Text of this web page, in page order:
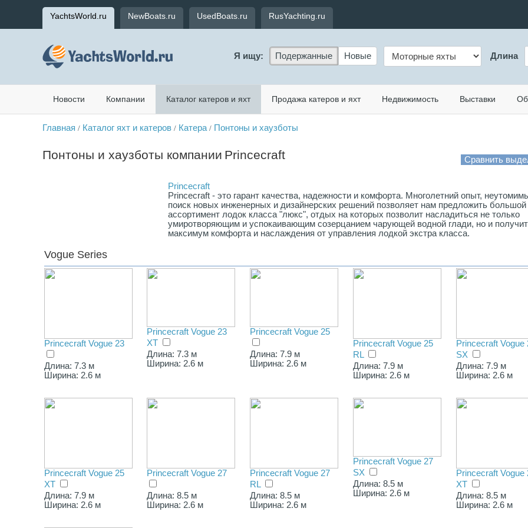
YachtsWorld.ru NewBoats.ru UsedBoats.ru RusYachting.ru
Я ищу: Подержанные Новые Длина
Новости Компании Каталог катеров и яхт Продажа катеров и яхт Недвижимость Выставки
Главная / Каталог яхт и катеров / Катера / Понтоны и хаузботы
Понтоны и хаузботы компании Princecraft
Princecraft
Princecraft - это гарант качества, надежности и комфорта. Многолетний опыт,
поиск новых инженерных и дизайнерских решений позволяет нам предложить большой
ассортимент лодок класса "люкс", отдых на которых позволит насладиться не только
умиротворяющим и успокаивающим созерцанием чарующей водной глади, но и
максимум комфорта и наслаждения от управления лодкой экстра класса.
Vogue Series
Princecraft Vogue 23
Длина: 7.3 м
Ширина: 2.6 м
Princecraft Vogue 23
XT
Длина: 7.3 м
Ширина: 2.6 м
Princecraft Vogue 25
Длина: 7.9 м
Ширина: 2.6 м
Princecraft Vogue 25
RL
Длина: 7.9 м
Ширина: 2.6 м
Princecraft Vogue
SX
Длина: 7.9 м
Ширина: 2.6 м
Princecraft Vogue 25
XT
Длина: 7.9 м
Ширина: 2.6 м
Princecraft Vogue 27
Длина: 8.5 м
Ширина: 2.6 м
Princecraft Vogue 27
RL
Длина: 8.5 м
Ширина: 2.6 м
Princecraft Vogue 27
SX
Длина: 8.5 м
Ширина: 2.6 м
Princecraft Vogue
ХТ
Длина: 8.5 м
Ширина: 2.6 м